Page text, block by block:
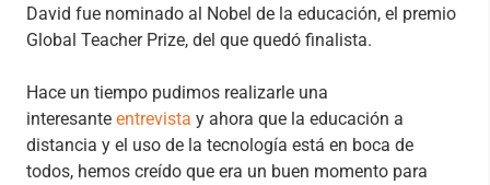
David fue nominado al Nobel de la educación, el premio
Global Teacher Prize, del que quedó finalista.
Hace un tiempo pudimos realizarle una
interesante entrevista y ahora que la educación a
distancia y el uso de la tecnología está en boca de
todos, hemos creído que era un buen momento para